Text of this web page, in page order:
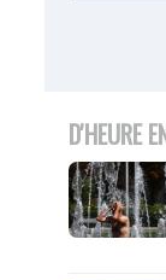
D'HEURE